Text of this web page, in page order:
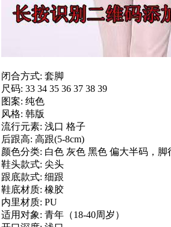
闭合方式: 套脚
尺码: 33 34 35 36 37 38 39
图案: 纯色
风格: 韩版
流行元素: 浅口 格子
后跟高: 高跟(5-8cm)
颜色分类: 白色 灰色 黑色 偏大半码，
鞋头款式: 尖头
跟底款式: 细跟
鞋底材质: 橡胶
内里材质: PU
适用对象: 青年（18-40周岁）